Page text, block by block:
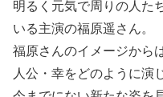
明るく元気で周りの人た
いる主演の福原遥さん。
福原さんのイメージから
人公・幸をどのように演